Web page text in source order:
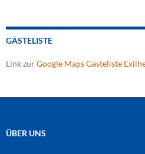
GÄSTELISTE
Link zurGoogle Maps Gästeliste
ÜBER UNS